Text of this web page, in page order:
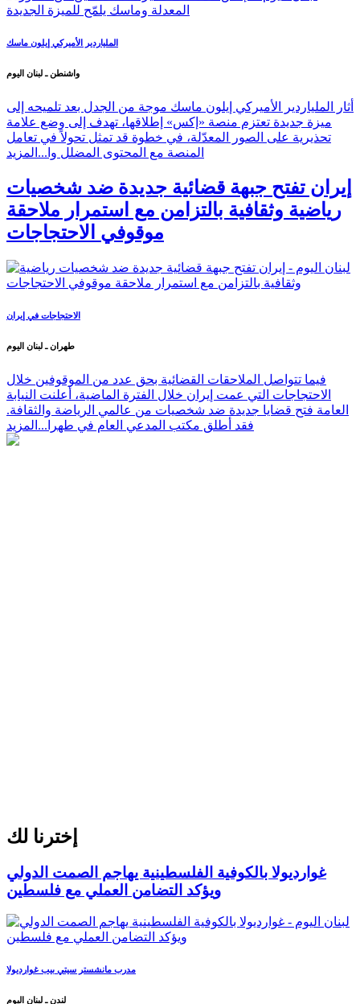
الملياردير الأميركي إيلون ماسك
واشنطن ـ لبنان اليوم
أثار الملياردير الأميركي إيلون ماسك موجة من الجدل بعد تلميحه إلى
ميزة جديدة تعتزم منصة «إكس» إطلاقها، تهدف إلى وضع علامة
تحذيرية على الصور المعدّلة، في خطوة قد تمثل تحولاً في تعامل
المنصة مع المحتوى المضلل وا... المزيد
إيران تفتح جبهة قضائية جديدة ضد شخصيات
رياضية وثقافية بالتزامن مع استمرار ملاحقة
موقوفي الاحتجاجات
الاحتجاجات في إيران
طهران ـ لبنان اليوم
فيما تتواصل الملاحقات القضائية بحق عدد من الموقوفين خلال
الاحتجاجات التي عمت إيران خلال الفترة الماضية، أعلنت النيابة
العامة فتح قضايا جديدة ضد شخصيات من عالمي الرياضة والثقافة.
فقد أطلق مكتب المدعي العام في طهرا... المزيد
إخترنا لك
غوارديولا بالكوفية الفلسطينية يهاجم الصمت الدولي
ويؤكد التضامن العملي مع فلسطين
مدرب مانشستر سيتي بيب غوارديولا
لندن ـ لبنان اليوم